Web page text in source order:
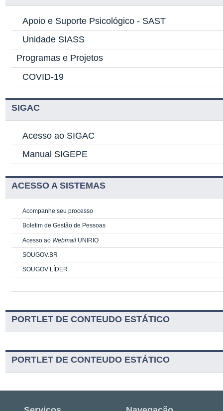
Apoio e Suporte Psicológico - SAST
Unidade SIASS
Programas e Projetos
COVID-19
SIGAC
Acesso ao SIGAC
Manual SIGEPE
ACESSO A SISTEMAS
Acompanhe seu processo
Boletim de Gestão de Pessoas
Acesso ao Webmail UNIRIO
SOUGOV.BR
SOUGOV LÍDER
PORTLET DE CONTEUDO ESTÁTICO
PORTLET DE CONTEUDO ESTÁTICO